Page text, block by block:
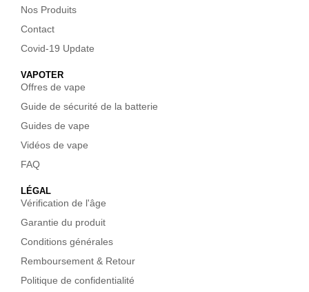
Nos Produits
Contact
Covid-19 Update
VAPOTER
Offres de vape
Guide de sécurité de la batterie
Guides de vape
Vidéos de vape
FAQ
LÉGAL
Vérification de l'âge
Garantie du produit
Conditions générales
Remboursement & Retour
Politique de confidentialité